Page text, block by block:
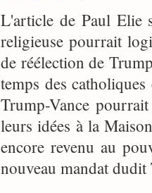
L'article de Paul Elie
religieuse pourrait
de réélection de
temps des
Trump-Vance
leurs idées à la
encore revenu au
nouveau mandat dudit